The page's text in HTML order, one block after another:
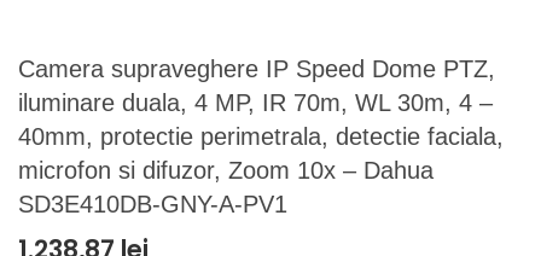
Camera supraveghere IP Speed Dome PTZ,
iluminare duala, 4 MP, IR 70m, WL 30m, 4 –
40mm, protectie perimetrala, detectie faciala,
microfon si difuzor, Zoom 10x – Dahua
SD3E410DB-GNY-A-PV1
1.238,87 lei